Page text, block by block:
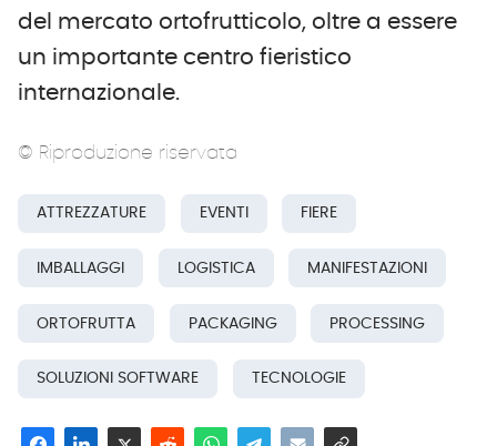
del mercato ortofrutticolo, oltre a essere
un importante centro fieristico
internazionale.
© Riproduzione riservata
ATTREZZATURE EVENTI FIERE
IMBALLAGGI LOGISTICA MANIFESTAZIONI
ORTOFRUTTA PACKAGING PROCESSING
SOLUZIONI SOFTWARE TECNOLOGIE